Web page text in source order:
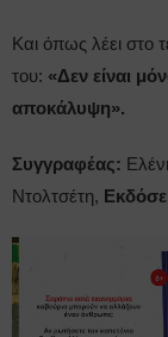
Και όπως λέει στο
του: «Δεν είναι
αποκάλυψη».
Συγγραφέας:
Ντολτσέτη,